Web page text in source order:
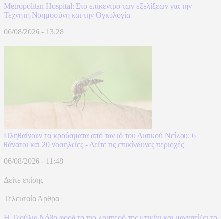
Metropolitan Hospital: Στο επίκεντρο των εξελίξεων για την
Τεχνητή Νοημοσύνη και την Ογκολογία
06/08/2026 - 13:28
Πληθαίνουν τα κρούσματα από τον ιό του Δυτικού Νείλου: 6
θάνατοι και 20 νοσηλείες - Δείτε τις επικίνδυνες περιοχές
06/08/2026 - 11:48
Δείτε επίσης
Τελευταία Άρθρα
Η Τζούλια Νόβα φορά το πιο λαμπερό της μπικίνι και μαγνητίζει τα